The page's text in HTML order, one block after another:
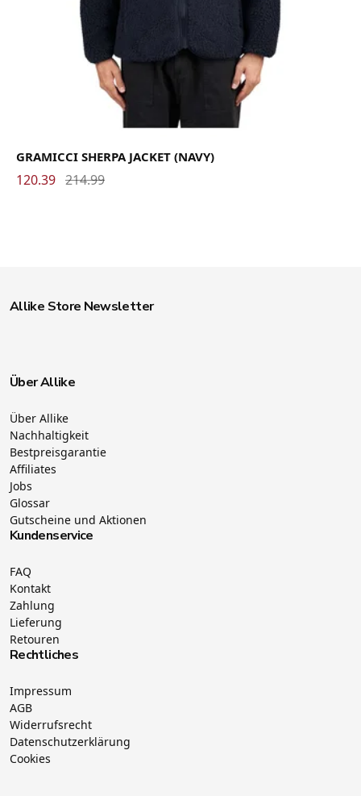
GRAMICCI SHERPA JACKET (NAVY)
120.39 214.99
Allike Store Newsletter
Über Allike
Über Allike
Nachhaltigkeit
Bestpreisgarantie
Affiliates
Jobs
Glossar
Gutscheine und Aktionen
Kundenservice
FAQ
Kontakt
Zahlung
Lieferung
Retouren
Rechtliches
Impressum
AGB
Widerrufsrecht
Datenschutzerklärung
Cookies